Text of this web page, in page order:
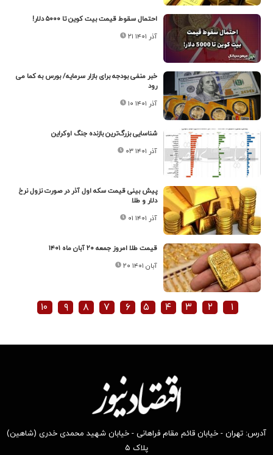
احتمال سقوط قیمت بیت کوین تا ۵۰۰۰ دلار!
۲۱ آذر ۱۴۰۱
خبر منفی بودجه برای بازار سرمایه/ بورس به کما می
رود
۱۰ آذر ۱۴۰۱
شناسایی بزرگ‌ترین بازنده جنگ اوکراین
۰۳ آذر ۱۴۰۱
پیش بینی قیمت سکه اول آذر در صورت نزول نرخ
دلار و طلا
۰۱ آذر ۱۴۰۱
قیمت طلا امروز جمعه ۲۰ آبان ماه ۱۴۰۱
۲۰ آبان ۱۴۰۱
۱ ۲ ۳ ۴ ۵ ۶ ۷ ۸ ۹ ۱۰
آدرس: تهران - خیابان قائم مقام فراهانی - خیابان شهید محمدی خدری (شاهین)
پلاک ۵